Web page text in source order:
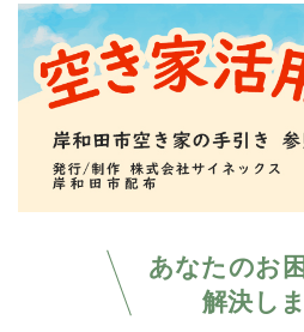
あなたのお
解決し